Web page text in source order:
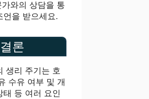
와의 상담을 통
언을 받으세요.
론
생리 주기는 호
수유 여부 및 개
태 등 여러 요인